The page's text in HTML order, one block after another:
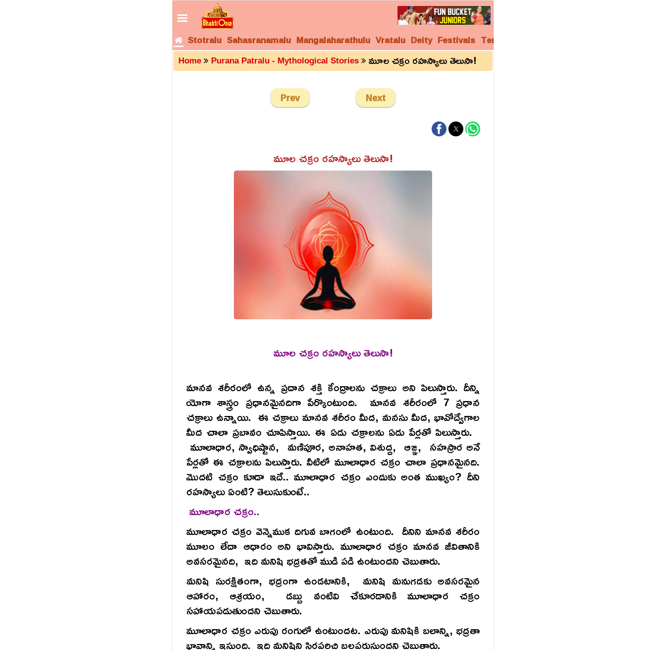
Stotralu Sahasranamalu Mangalaharathulu Vratalu Deity Festivals Temples
Home Purana Patralu - Mythological Stories మూల చక్రం రహస్యాలు తెలుసా!
Prev Next
మూల చక్రం రహస్యాలు తెలుసా!
మూల చక్రం రహస్యాలు తెలుసా!
మానవ శరీరంలో ఉన్న ప్రదాన శక్తి కేంద్రాలను చక్రాలు అని పిలుస్తారు. దీన్ని
యోగా శాస్త్రం ప్రధానమైనదిగా పేర్కొంటుంది. మానవ శరీరంలో 7 ప్రధాన
చక్రాలు ఉన్నాయి. ఈ చక్రాలు మానవ శరీరం మీద, మనసు మీద, భావోద్వేగాల
మీద చాలా ప్రబావం చూపిస్తాయి. ఈ ఏడు చక్రాలను ఏడు పేర్లతో పిలుస్తారు.
మూలాధార, స్వాధిష్టాన, మణిపూర, అనాహత, విశుద్ద, ఆజ్ఞ, సహస్రార అనే
పేర్లతో ఈ చక్రాలను పిలుస్తారు. వీటిలో మూలాధార చక్రం చాలా ప్రధానమైనది.
మొదటి చక్రం కూడా ఇదే.. మూలాధార చక్రం ఎందుకు అంత ముఖ్యం? దీని
రహస్యాలు ఏంటి? తెలుసుకుంటే..
మూలాధార చక్రం..
మూలాధార చక్రం వెన్నెముక దిగువ బాగంలో ఉంటుంది. దీనిని మానవ శరీరం
మూలం లేదా ఆధారం అని భావిస్తారు. మూలాధార చక్రం మానవ జీవితానికి
అవసరమైనది, ఇది మనిషి భద్రతతో ముడి పడి ఉంటుందని చెబుతారు.
మనిషి సురక్షితంగా, భద్రంగా ఉండటానికి, మనిషి మనుగడకు అవసరమైన
ఆహారం, ఆశ్రయం, డబ్బు వంటివి చేకూరడానికి మూలాధార చక్రం
సహాయపడుతుందని చెబుతారు.
మూలాధార చక్రం ఎరుపు రంగులో ఉంటుందట. ఎరుపు మనిషికి బలాన్ని, భద్రతా
భావాన్ని ఇస్తుంది. ఇది మనిషిని స్థిరపరిచి బలపరుస్తుందని చెబుతారు.